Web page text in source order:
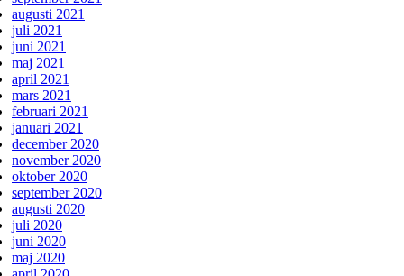
augusti 2021
juli 2021
juni 2021
maj 2021
april 2021
mars 2021
februari 2021
januari 2021
december 2020
november 2020
oktober 2020
september 2020
augusti 2020
juli 2020
juni 2020
maj 2020